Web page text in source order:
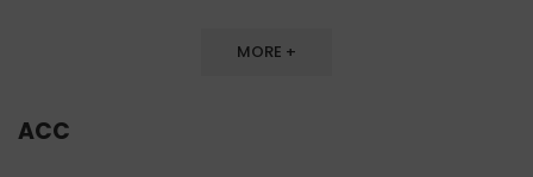
MORE +
ACC